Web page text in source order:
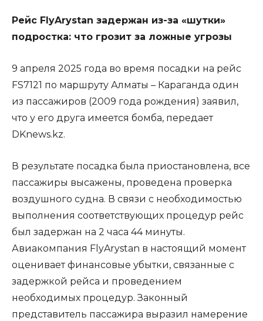
Рейс FlyArystan задержан из-за «шутки»
подростка: что грозит за ложные угрозы
9 апреля 2025 года во время посадки на рейс
FS7121 по маршруту Алматы – Караганда один
из пассажиров (2009 года рождения) заявил,
что у его друга имеется бомба, передает
DKnews.kz.
В результате посадка была приостановлена, все
пассажиры высажены, проведена проверка
воздушного судна. В связи с необходимостью
выполнения соответствующих процедур рейс
был задержан на 2 часа 44 минуты.
Авиакомпания FlyArystan в настоящий момент
оценивает финансовые убытки, связанные с
задержкой рейса и проведением
необходимых процедур. Законный
представитель пассажира выразил намерение